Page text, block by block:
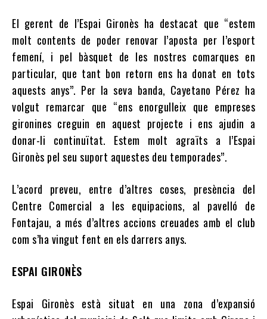
El gerent de l’Espai Gironès ha destacat que “estem
molt contents de poder renovar l’aposta per l’esport
femení, i pel bàsquet de les nostres comarques en
particular, que tant bon retorn ens ha donat en tots
aquests anys”. Per la seva banda, Cayetano Pérez ha
volgut remarcar que “ens enorgulleix que empreses
gironines creguin en aquest projecte i ens ajudin a
donar-li continuïtat. Estem molt agraïts a l’Espai
Gironès pel seu suport aquestes deu temporades”.
L’acord preveu, entre d’altres coses, presència del
Centre Comercial a les equipacions, al pavelló de
Fontajau, a més d’altres accions creuades amb el club
com s’ha vingut fent en els darrers anys.
ESPAI GIRONÈS
Espai Gironès està situat en una zona d’expansió